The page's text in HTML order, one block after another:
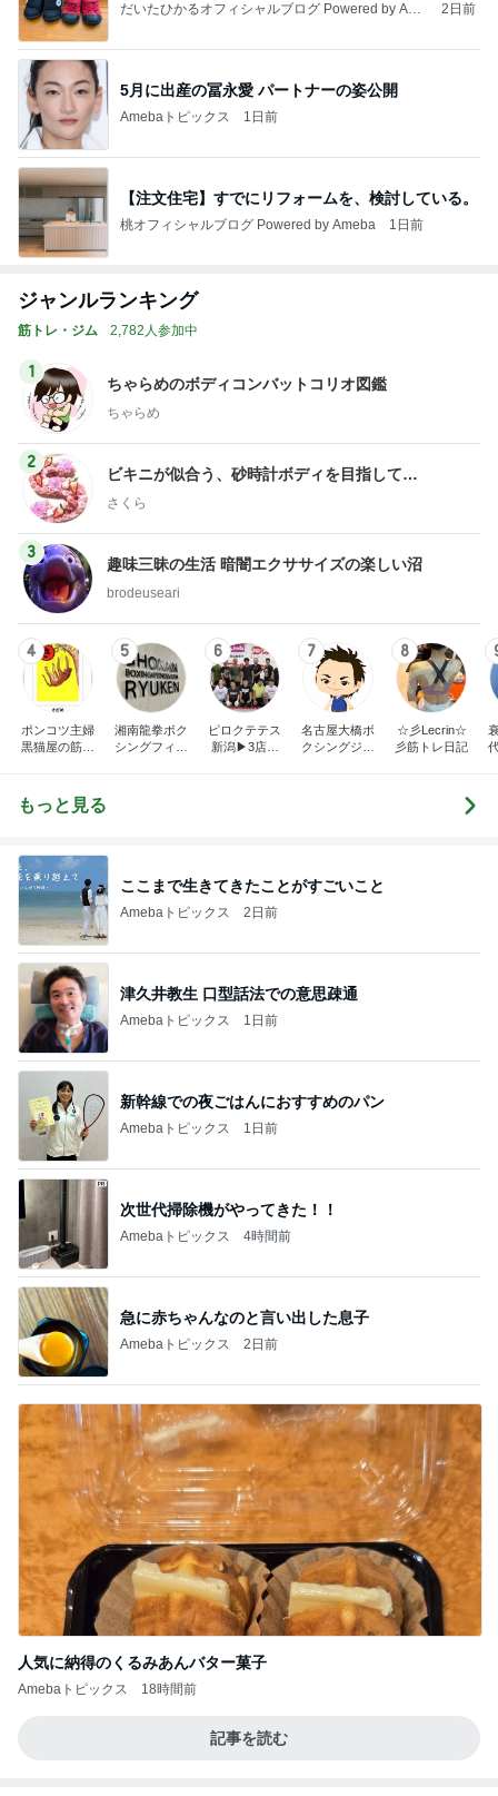
だいたひかるオフィシャルブログ Powered by Ame
2日前
5月に出産の冨永愛 パートナーの姿公開
Amebaトピックス 1日前
【注文住宅】すでにリフォームを、検討している。
桃オフィシャルブログ Powered by Ameba 1日前
ジャンルランキング
筋トレ・ジム 2,782人参加中
1
ちゃらめのボディコンバットコリオ図鑑
ちゃらめ
2
ビキニが似合う、砂時計ボディを目指して…
さくら
3
趣味三昧の生活 暗闇エクササイズの楽しい沼
brodeuseari
4
ポンコツ主婦
黒猫屋の筋ト
5
湘南龍拳ボク
シングフィッ
6
ピロクテテス
新潟▶3店舗
7
名古屋大橋ボ
クシングジム
8
☆彡Lecrin☆
彡筋トレ日記
もっと見る
ここまで生きてきたことがすごいこと
Amebaトピックス 2日前
津久井教生 口型話法での意思疎通
Amebaトピックス 1日前
新幹線での夜ごはんにおすすめのパン
Amebaトピックス 1日前
次世代掃除機がやってきた！！
Amebaトピックス 4時間前
急に赤ちゃんなのと言い出した息子
Amebaトピックス 2日前
人気に納得のくるみあんバター菓子
Amebaトピックス 18時間前
記事を読む